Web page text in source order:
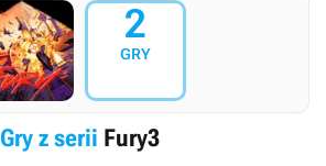
2
GRY
Gry z serii Fury3